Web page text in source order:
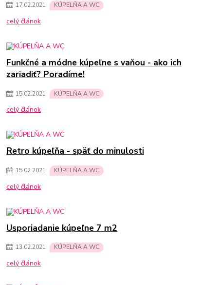
17.02.2021 KÚPELŇA A WC
celý článok
Funkčné a módne kúpeľne s vaňou - ako ich
zariadiť? Poradíme!
15.02.2021 KÚPELŇA A WC
celý článok
Retro kúpeľňa - späť do minulosti
15.02.2021 KÚPELŇA A WC
celý článok
Usporiadanie kúpeľne 7 m2
13.02.2021 KÚPELŇA A WC
celý článok